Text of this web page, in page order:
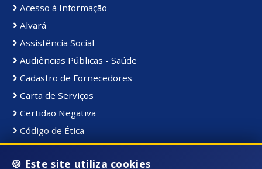
Acesso à Informação
Alvará
Assistência Social
Audiências Públicas - Saúde
Cadastro de Fornecedores
Carta de Serviços
Certidão Negativa
Código de Ética
Compras Públicas
Conselhos Municipais
🍪 Este site utiliza cookies